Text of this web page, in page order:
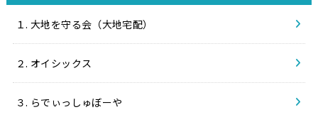
１. 大地を守る会（大地宅配）
２. オイシックス
３. らでぃっしゅぼーや